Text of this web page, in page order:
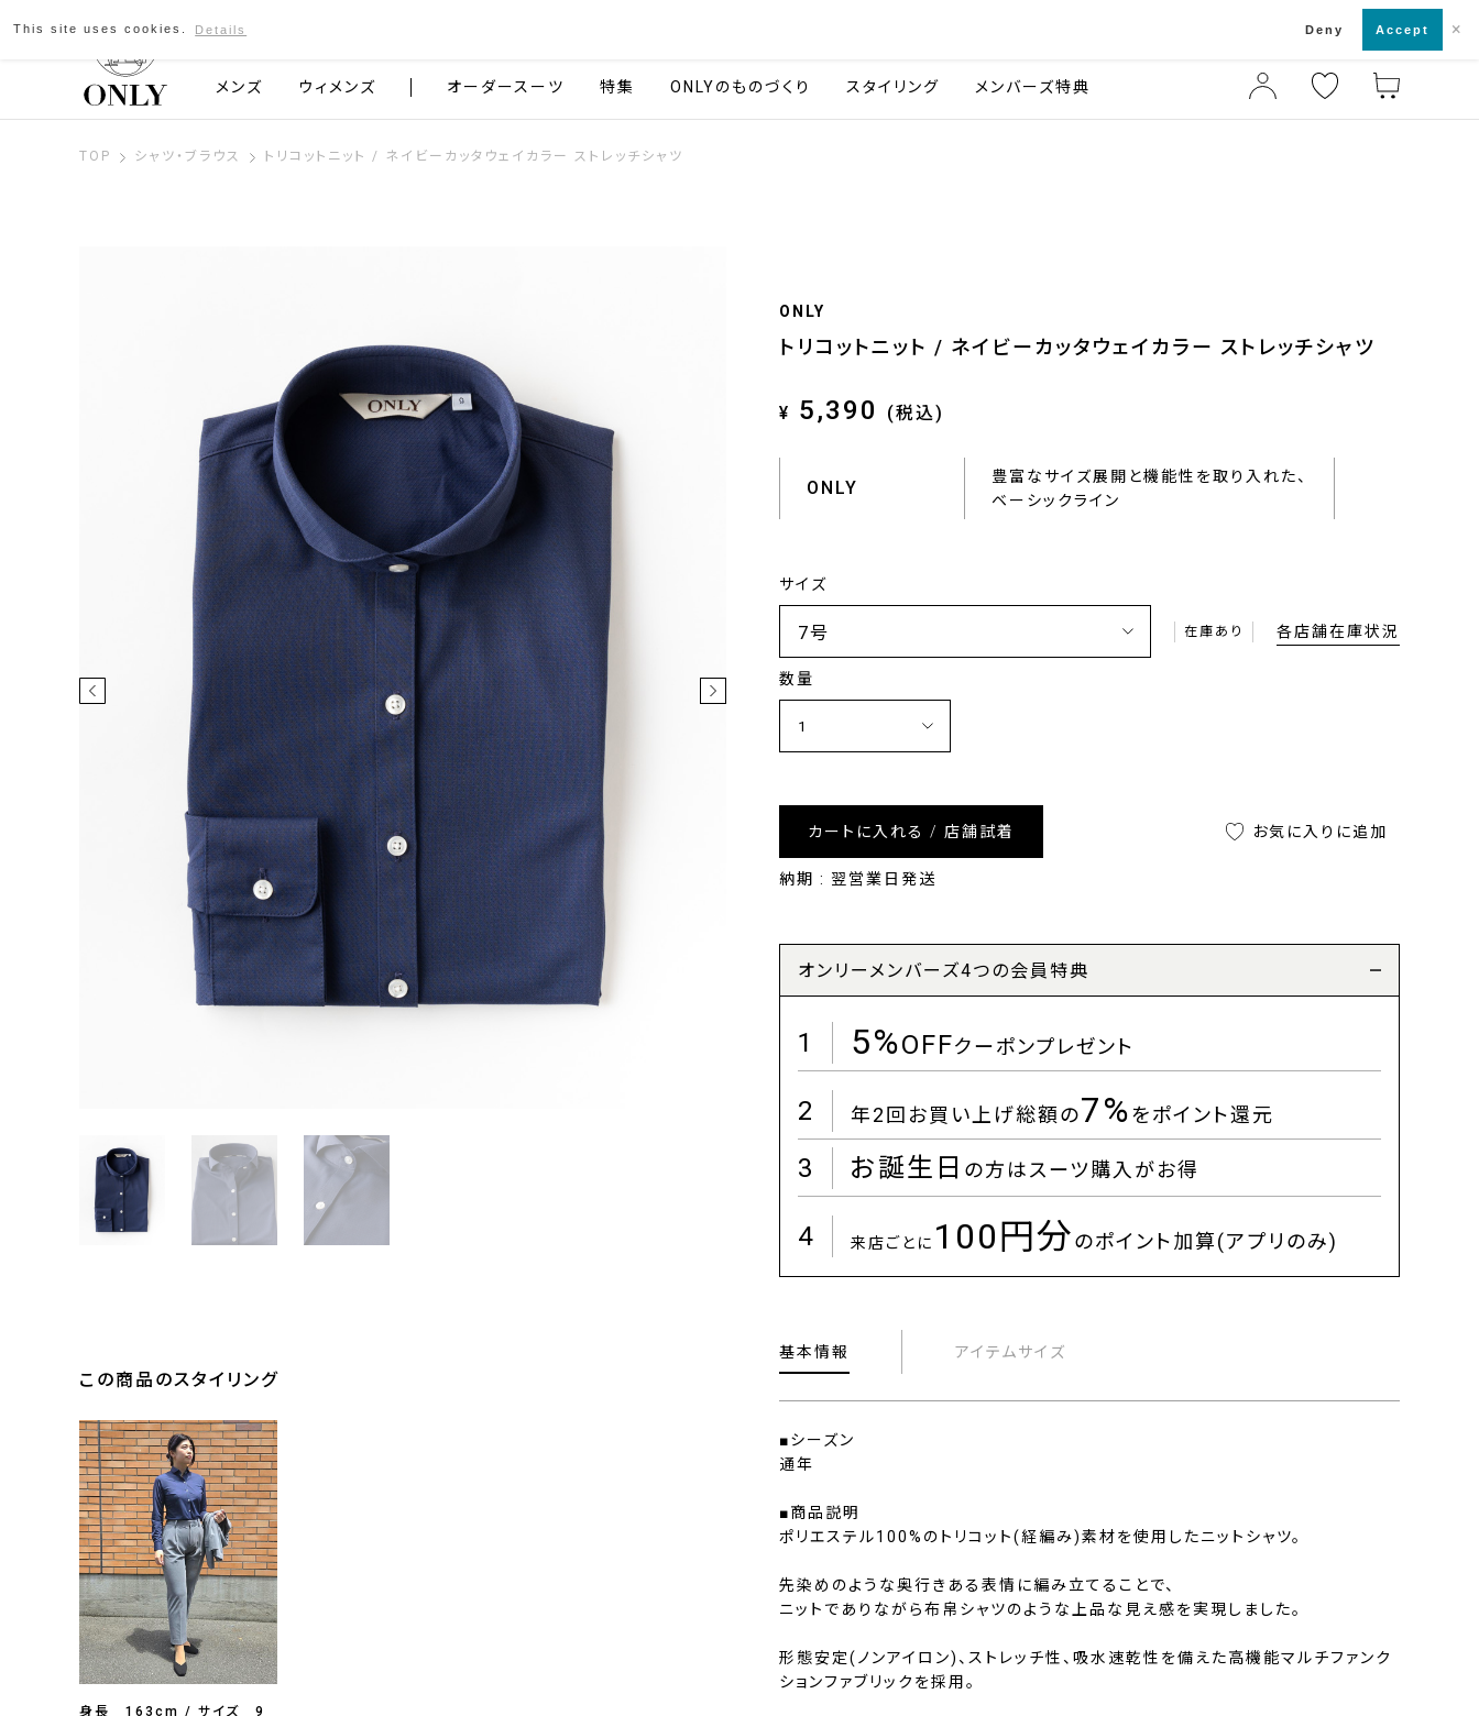
京都発のスーツブランド ONLY
メンズ ウィメンズ オーダースーツ 特集 ONLYのものづくり スタイリング メンバーズ特典
TOP シャツ・ブラウス トリコットニット / ネイビーカッタウェイカラー ストレッチシャツ
ONLY
トリコットニット / ネイビーカッタウェイカラー ストレッチシャツ
¥ 5,390 (税込)
ONLY
豊富なサイズ展開と機能性を取り入れた、
ベーシックライン
サイズ
在庫あり 各店舗在庫状況
数量
カートに入れる / 店舗試着
納期 : 翌営業日発送
お気に入りに追加
オンリーメンバーズ4つの会員特典
1 5%OFFクーポンプレゼント
2 年2回お買い上げ総額の7%をポイント還元
3 お誕生日 の方はスーツ購入がお得
4 来店ごとに 100円分のポイント加算(アプリのみ)
基本情報 アイテムサイズ
■シーズン
通年
■商品説明
ポリエステル100%のトリコット(経編み)素材を使用したニットシャツ。
先染めのような奥行きある表情に編み立てることで、
ニットでありながら布帛シャツのような上品な見え感を実現しました。
形態安定(ノンアイロン)、ストレッチ性、吸水速乾性を備えた高機能マルチファンク
ションファブリックを採用。
この商品のスタイリング
身長 163cm / サイズ 9
This site uses cookies. Details Deny Accept ×